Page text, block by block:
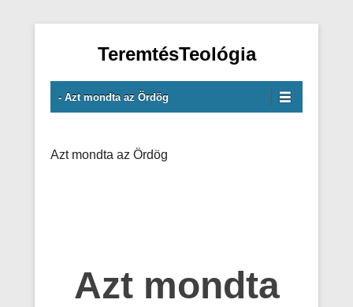
TeremtésTeológia
Primary Menu
Skip to content
- Azt mondta az Ördög
Azt mondta az Ördög
Azt mondta